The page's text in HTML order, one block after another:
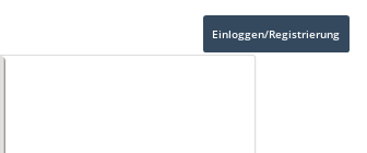
Einloggen/Registrierung